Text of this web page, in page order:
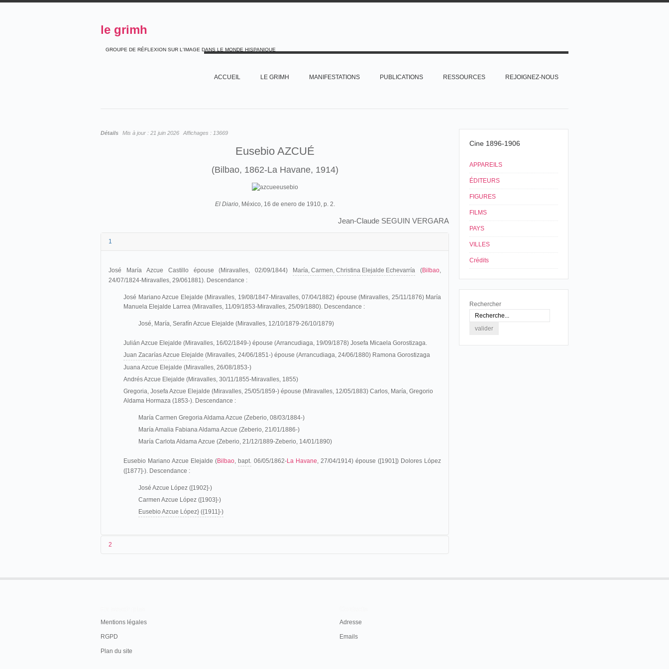
le grimh
GROUPE DE RÉFLEXION SUR L'IMAGE DANS LE MONDE HISPANIQUE
ACCUEIL LE GRIMH MANIFESTATIONS PUBLICATIONS RESSOURCES REJOIGNEZ-NOUS
Détails Mis à jour : 21 juin 2026 Affichages : 13669
Eusebio AZCUÉ
(Bilbao, 1862-La Havane, 1914)
El Diario, México, 16 de enero de 1910, p. 2.
Jean-Claude SEGUIN VERGARA
1
José María Azcue Castillo épouse (Miravalles, 02/09/1844) María, Carmen, Christina Elejalde Echevarría (Bilbao,
24/07/1824-Miravalles, 29/061881). Descendance :
José Mariano Azcue Elejalde (Miravalles, 19/08/1847-Miravalles, 07/04/1882) épouse (Miravalles, 25/11/1876) María
Manuela Elejalde Larrea (Miravalles, 11/09/1853-Miravalles, 25/09/1880). Descendance :
José, María, Serafín Azcue Elejalde (Miravalles, 12/10/1879-26/10/1879)
Julián Azcue Elejalde (Miravalles, 16/02/1849-) épouse (Arrancudiaga, 19/09/1878) Josefa Micaela Gorostizaga.
Juan Zacarías Azcue Elejalde (Miravalles, 24/06/1851-) épouse (Arrancudiaga, 24/06/1880) Ramona Gorostizaga
Juana Azcue Elejalde (Miravalles, 26/08/1853-)
Andrés Azcue Elejalde (Miravalles, 30/11/1855-Miravalles, 1855)
Gregoria, Josefa Azcue Elejalde (Miravalles, 25/05/1859-) épouse (Miravalles, 12/05/1883) Carlos, María, Gregorio
Aldama Hormaza (1853-). Descendance :
María Carmen Gregoria Aldama Azcue (Zeberio, 08/03/1884-)
María Amalia Fabiana Aldama Azcue (Zeberio, 21/01/1886-)
María Carlota Aldama Azcue (Zeberio, 21/12/1889-Zeberio, 14/01/1890)
Eusebio Mariano Azcue Elejalde (Bilbao, bapt. 06/05/1862-La Havane, 27/04/1914) épouse ([1901]) Dolores López
([1877]-). Descendance :
José Azcue López ([1902]-)
Carmen Azcue López ([1903]-)
Eusebio Azcue López} ({1911]-)
2
Por ese primer edicto, cito, llamo y emplazo á D.
Vargas Barroso, natural de Cienfuegos, soltero, estudiante y
Cine 1896-1906
APPAREILS
ÉDITEURS
FIGURES
FILMS
PAYS
VILLES
Crédits
Rechercher
Mentions légales
RGPD
Plan du site
Adresse
Emails